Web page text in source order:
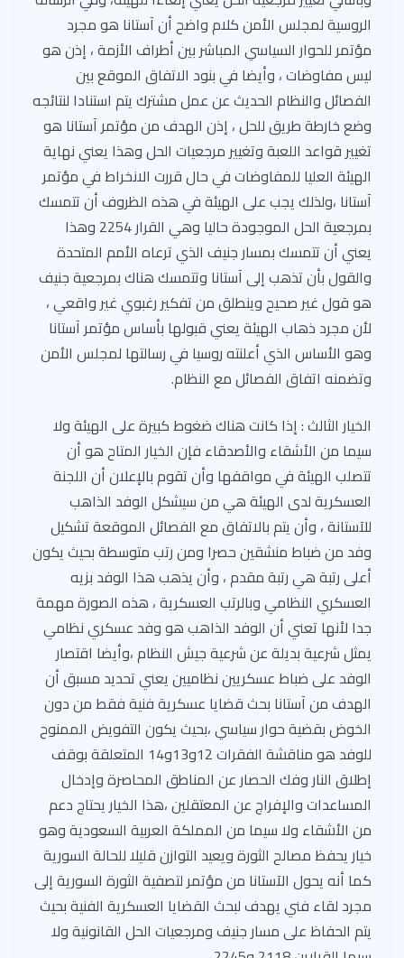
الروسية لمجلس الأمن كلام واضح أن آستانا هو مجرد
مؤتمر للحوار السياسي المباشر بين أطراف الأزمة ، إذن هو
ليس مفاوضات ، وأيضا في بنود الاتفاق الموقع بين
الفصائل والنظام الحديث عن عمل مشترك يتم استنادا لنتائجه
وضع خارطة طريق للحل ، إذن الهدف من مؤتمر آستانا هو
تغيير قواعد اللعبة وتغيير مرجعيات الحل وهذا يعني نهاية
الهيئة العليا للمفاوضات في حال قررت الانخراط في مؤتمر
آستانا ،ولذلك يجب على الهيئة في هذه الظروف أن تتمسك
بمرجعية الحل الموجودة حاليا وهي القرار 2254 وهذا
يعني أن تتمسك بمسار جنيف الذي ترعاه الأمم المتحدة
والقول بأن تذهب إلى آستانا وتتمسك هناك بمرجعية جنيف
هو قول غير صحيح وينطلق من تفكير رغبوي غير واقعي ،
لأن مجرد ذهاب الهيئة يعني قبولها بأساس مؤتمر آستانا
وهو الأساس الذي أعلنته روسيا في رسالتها لمجلس الأمن
وتضمنه اتفاق الفصائل مع النظام.
الخيار الثالث : إذا كانت هناك ضغوط كبيرة على الهيئة ولا
سيما من الأشقاء والأصدقاء فإن الخيار المتاح هو أن
تتصلب الهيئة في مواقفها وأن تقوم بالإعلان أن اللجنة
العسكرية لدى الهيئة هي من سيشكل الوفد الذاهب
للآستانة ، وأن يتم بالاتفاق مع الفصائل الموقعة تشكيل
وفد من ضباط منشقين حصرا ومن رتب متوسطة بحيث يكون
أعلى رتبة هي رتبة مقدم ، وأن يذهب هذا الوفد بزيه
العسكري النظامي وبالرتب العسكرية ، هذه الصورة مهمة
جدا لأنها تعني أن الوفد الذاهب هو وفد عسكري نظامي
يمثل شرعية بديلة عن شرعية جيش النظام ،وأيضا اقتصار
الوفد على ضباط عسكريين نظاميين يعني تحديد مسبق أن
الهدف من آستانا بحث قضايا عسكرية فنية فقط من دون
الخوض بقضية حوار سياسي ،بحيث يكون التفويض الممنوح
للوفد هو مناقشة الفقرات 12و13و14 المتعلقة بوقف
إطلاق النار وفك الحصار عن المناطق المحاصرة وإدخال
المساعدات والإفراج عن المعتقلين ،هذا الخيار يحتاج دعم
من الأشقاء ولا سيما من المملكة العربية السعودية وهو
خيار يحفظ مصالح الثورة ويعيد التوازن قليلا للحالة السورية
كما أنه يحول الآستانا من مؤتمر لتصفية الثورة السورية إلى
مجرد لقاء فني يهدف لبحث القضايا العسكرية الفنية بحيث
يتم الحفاظ على مسار جنيف ومرجعيات الحل القانونية ولا